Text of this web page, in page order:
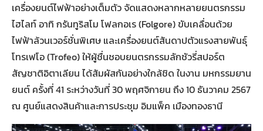
เครื่องยนต์ไฟฟ้าอย่างเต็มตัว จัดแสดงหลากหลายยนตรกรรม
ไฮไลท์ อาทิ กรันทูริสโม โฟลกอเร (Folgore) ขับเคลื่อนด้วย
ไฟฟ้าล้วนเวอร์ชั่นพิเศษ และเครื่องยนต์สันดาปตัวแรงสายพันธุ์
โทรเฟโอ (Trofeo) ให้ผู้ชื่นชอบยนตรกรรมลักชัวรี่สปอร์ต
สัญชาติอิตาเลียน ได้สัมผัสกันอย่างใกล้ชิด ในงาน มหกรรมยาน
ยนต์ ครั้งที่ 41 ระหว่างวันที่ 30 พฤศจิกายน ถึง 10 ธันวาคม 2567
ณ ศูนย์แสดงสินค้าและการประชุม อิมแพ็ค เมืองทองธานี